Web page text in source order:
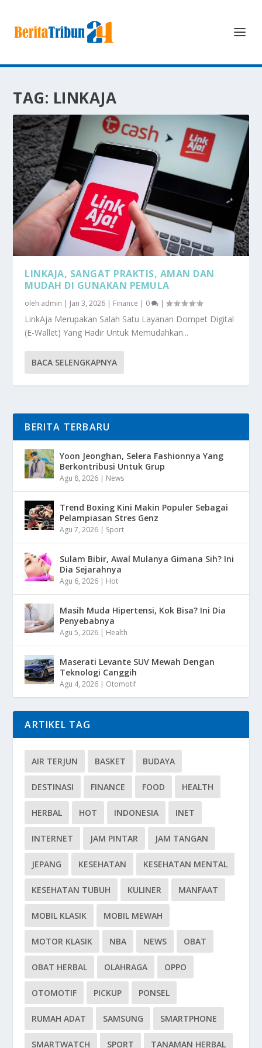
TAG: LINKAJA
LINKAJA, SANGAT PRAKTIS, AMAN DAN
MUDAH DI GUNAKAN PEMULA
oleh admin | Jan 3, 2026 | Finance | 0 |
LinkAja Merupakan Salah Satu Layanan Dompet Digital
(E-Wallet) Yang Hadir Untuk Memudahkan...
BACA SELENGKAPNYA
BERITA TERBARU
Yoon Jeonghan, Selera Fashionnya Yang
Berkontribusi Untuk Grup
Agu 8, 2026 | News
Trend Boxing Kini Makin Populer Sebagai
Pelampiasan Stres Genz
Agu 7, 2026 | Sport
Sulam Bibir, Awal Mulanya Gimana Sih? Ini
Dia Sejarahnya
Agu 6, 2026 | Hot
Masih Muda Hipertensi, Kok Bisa? Ini Dia
Penyebabnya
Agu 5, 2026 | Health
Maserati Levante SUV Mewah Dengan
Teknologi Canggih
Agu 4, 2026 | Otomotif
ARTIKEL TAG
AIR TERJUN BASKET BUDAYA
DESTINASI FINANCE FOOD HEALTH
HERBAL HOT INDONESIA INET
INTERNET JAM PINTAR JAM TANGAN
JEPANG KESEHATAN KESEHATAN MENTAL
KESEHATAN TUBUH KULINER MANFAAT
MOBIL KLASIK MOBIL MEWAH
MOTOR KLASIK NBA NEWS OBAT
OBAT HERBAL OLAHRAGA OPPO
OTOMOTIF PICKUP PONSEL
RUMAH ADAT SAMSUNG SMARTPHONE
SMARTWATCH SPORT TANAMAN HERBAL